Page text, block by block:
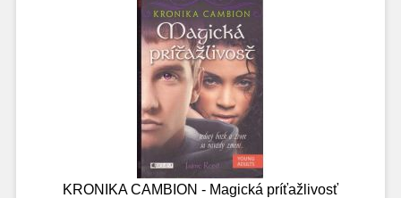
KRONIKA CAMBION - Magická príťažlivosť